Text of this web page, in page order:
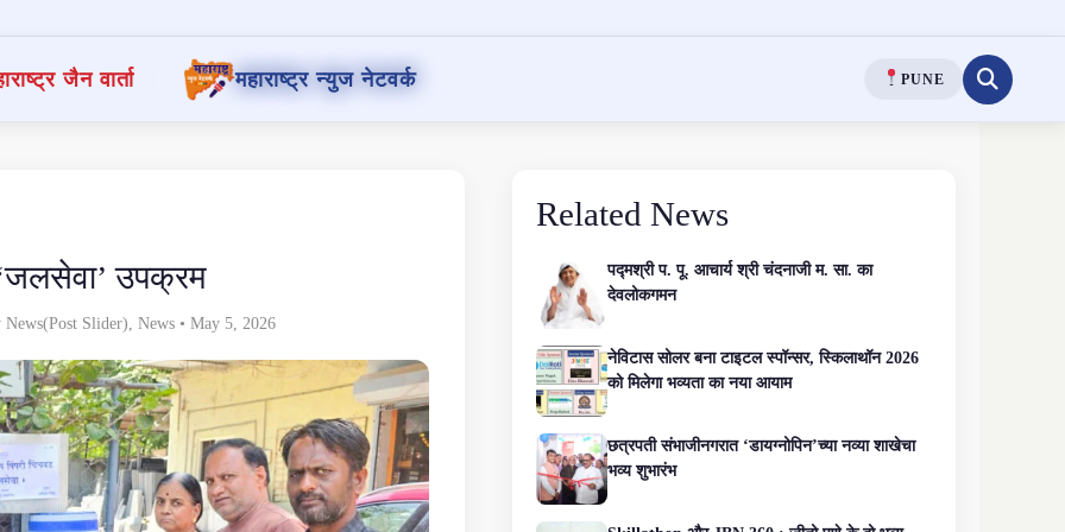
जैन वार्ता महाराष्ट्र न्युज नेटवर्क PUNE
उपक्रम
Slider), News • May 5, 2026
Related News
पद्मश्री प. पू. आचार्य श्री चंदनाजी म. सा. का
देवलोकगमन
नेविटास सोलर बना टाइटल स्पॉन्सर, स्किलाथॉन 2026
को मिलेगा भव्यता का नया आयाम
छत्रपती संभाजीनगरात ‘डायग्नोपिन’च्या नव्या शाखेचा
भव्य शुभारंभ